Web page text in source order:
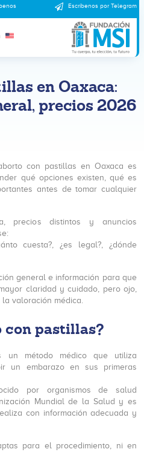
Escríbenos por Telegram
en Oaxaca:
precios 2026
con pastillas en Oaxaca es
qué opciones existen, qué es
antes de tomar cualquier
precios distintos y anuncios
cuesta?, ¿es legal?, ¿dónde
general e información para que
claridad y cuidado, pero ojo,
valoración médica.
con pastillas?
un método médico que utiliza
un embarazo en sus primeras
por organismos de salud
Mundial de la Salud y es
con información adecuada y
para el procedimiento, ni en